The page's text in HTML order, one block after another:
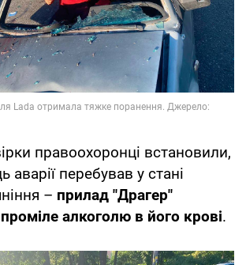
правоохоронці встановили,
аварії перебував у стані
– прилад "Драгер"
алкоголю в його крові.